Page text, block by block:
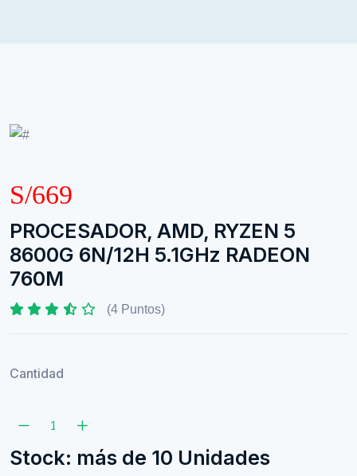
S/669
PROCESADOR, AMD, RYZEN 5
8600G 6N/12H 5.1GHz RADEON
760M
(4 Puntos)
Cantidad
Stock: más de 10 Unidades